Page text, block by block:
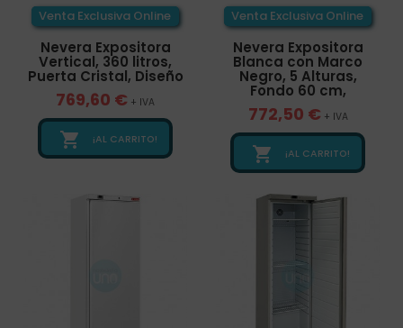
Venta Exclusiva Online
Nevera Expositora
Vertical, 360 litros,
Puerta Cristal, Diseño
769,60 € + IVA
 ¡AL CARRITO!
Venta Exclusiva Online
Nevera Expositora
Blanca con Marco
Negro, 5 Alturas,
Fondo 60 cm,
772,50 € + IVA
 ¡AL CARRITO!